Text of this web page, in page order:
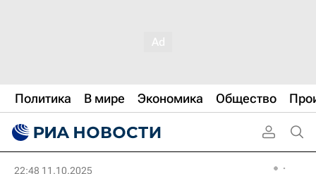
Политика В мире Экономика Общество
22:48 11.10.2025